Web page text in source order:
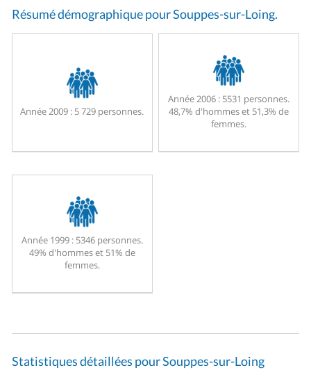
Résumé démographique pour Souppes-sur-Loing.
Année 2009 : 5 729 personnes.
Année 2006 :5531 personnes.
48,7% d'hommes et 51,3% de
femmes.
Année 1999 :5346 personnes.
49% d'hommes et 51% de
femmes.
Statistiques détaillées pour Souppes-sur-Loing